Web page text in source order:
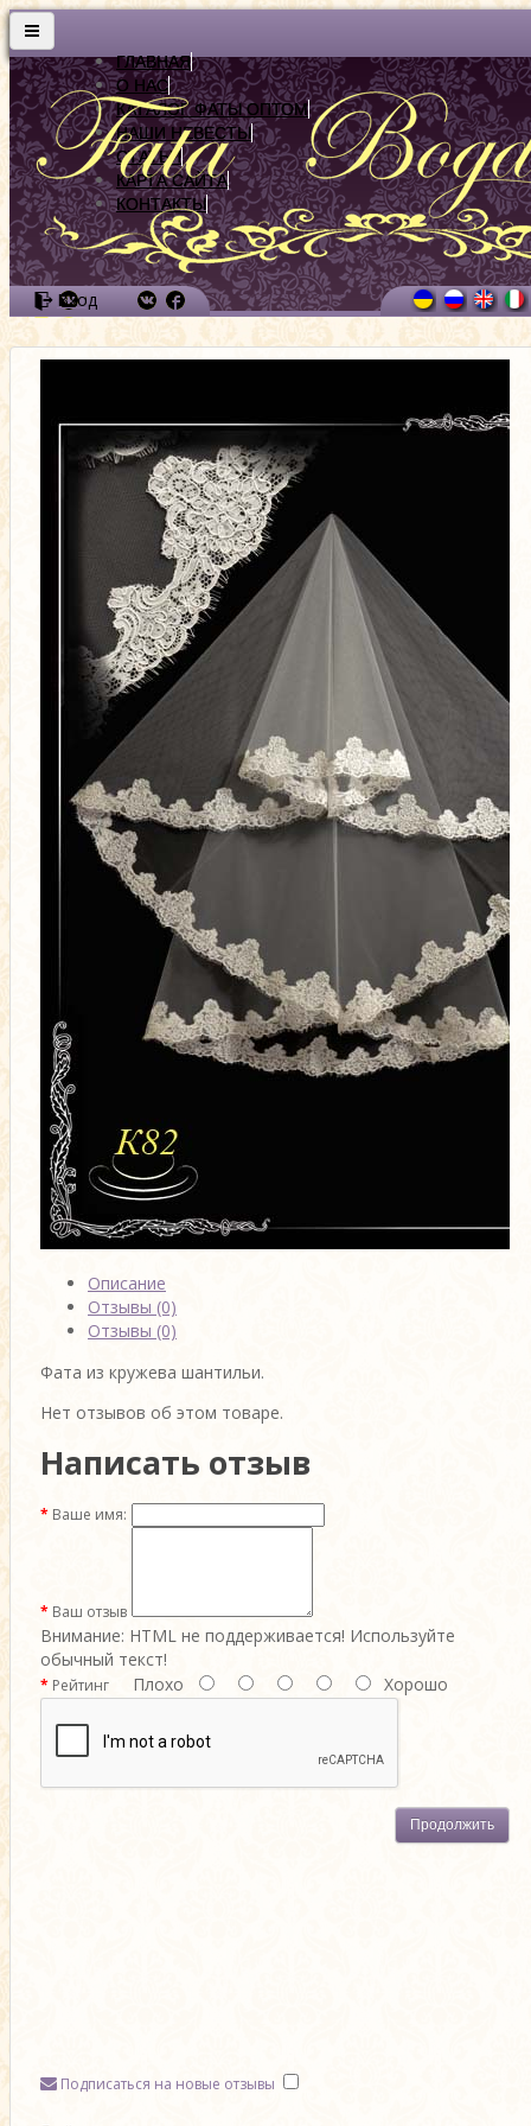
ГЛАВНАЯ
О НАС
КАТАЛОГ ФАТЫ ОПТОМ
НАШИ НЕВЕСТЫ
СТАТЬИ
КАРТА САЙТА
КОНТАКТЫ
Вход
Описание
Отзывы (0)
Отзывы (0)
Фата из кружева шантильи.
Нет отзывов об этом товаре.
Написать отзыв
Ваше имя:
Ваш отзыв
Внимание: HTML не поддерживается! Используйте
обычный текст!
Рейтинг Плохо Хорошо
Продолжить
Подписаться на новые отзывы